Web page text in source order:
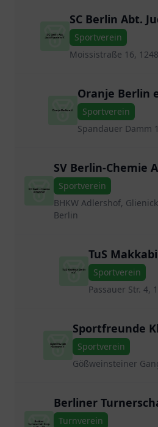
SC Berlin Abt.
Sportverein
Moissistraße 16,
Oranje Berlin
Sportverein
Spandauer Damm
SV Berlin-Chemie
Sportverein
BHKW Adlershof,
Berlin
TuS
Sportverein
Passauer Str. 4,
Sportfreunde
Sportverein
Gößweinsteiner
Berliner
und Sportverein e.V.
Turnverein